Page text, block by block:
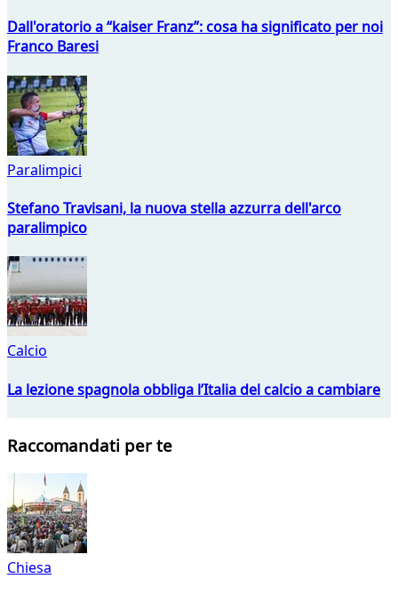
Dall'oratorio a “kaiser Franz”: cosa ha significato per noi
Franco Baresi
Paralimpici
Stefano Travisani, la nuova stella azzurra dell'arco
paralimpico
Calcio
La lezione spagnola obbliga l’Italia del calcio a cambiare
Raccomandati per te
Chiesa